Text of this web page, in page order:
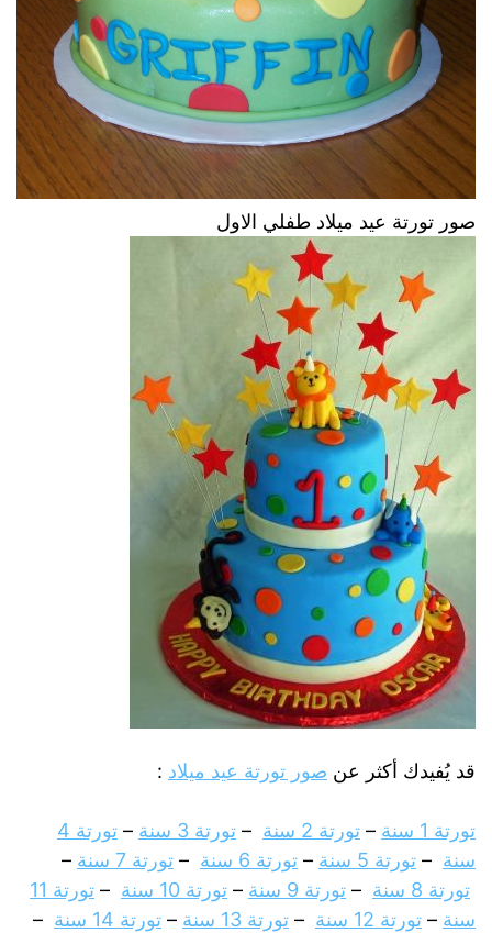
صور تورتة عيد ميلاد طفلي الاول
قد يُفيدك أكثر عن صور تورتة عيد ميلاد :
تورتة 1 سنة – تورتة 2 سنة – تورتة 3 سنة –
تورتة 4
سنة – تورتة 5 سنة – تورتة 6 سنة – تورتة 7 سنة
–
تورتة 8 سنة
– تورتة 9 سنة – تورتة 10 سنة –
تورتة 11
سنة – تورتة 12 سنة – تورتة 13 سنة – تورتة 14 سنة –